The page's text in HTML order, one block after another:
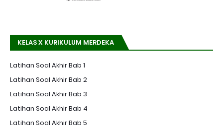
KELAS X KURIKULUM MERDEKA
Latihan Soal Akhir Bab 1
Latihan Soal Akhir Bab 2
Latihan Soal Akhir Bab 3
Latihan Soal Akhir Bab 4
Latihan Soal Akhir Bab 5